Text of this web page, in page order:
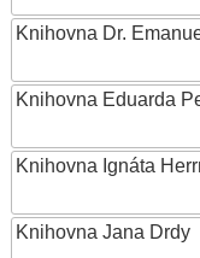
Knihovna Dr.
Knihovna Eduarda
Knihovna Ignáta
Knihovna Jana Drdy